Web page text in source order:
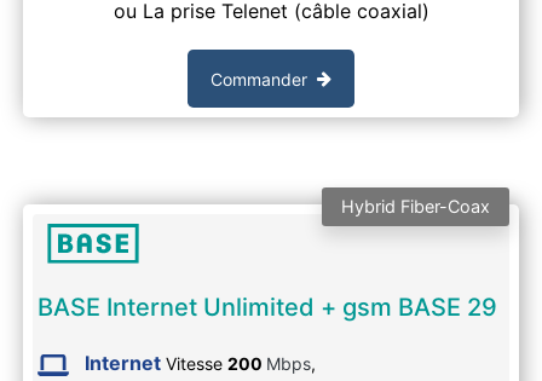
ou La prise Telenet (câble coaxial)
Commander
Hybrid Fiber-Coax
BASE Internet Unlimited + gsm BASE 29
Internet Vitesse 200 Mbps,